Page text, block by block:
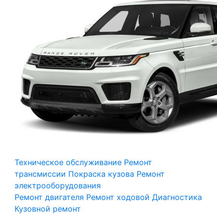
Техническое обслуживание Ремонт
трансмиссии Покраска кузова Ремонт
электрооборудования
Ремонт двигателя Ремонт ходовой Диагностика
Кузовной ремонт